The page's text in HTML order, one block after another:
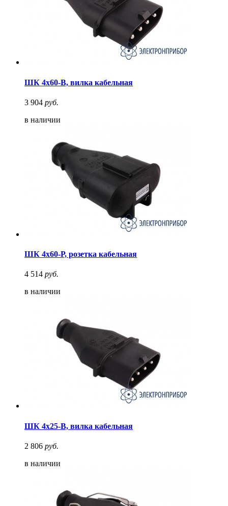
ШК 4х60-В, вилка кабельная
3 904 руб.
в наличии
ШК 4х60-Р, розетка кабельная
4 514 руб.
в наличии
ШК 4х25-В, вилка кабельная
2 806 руб.
в наличии